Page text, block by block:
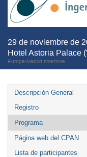
29 de noviembre de
Hotel Astoria Palace
Europe/Madrid timezone
Descripción General
Registro
Programa
Página web del CPAN
Lista de participantes